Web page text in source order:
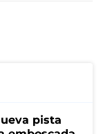
pista